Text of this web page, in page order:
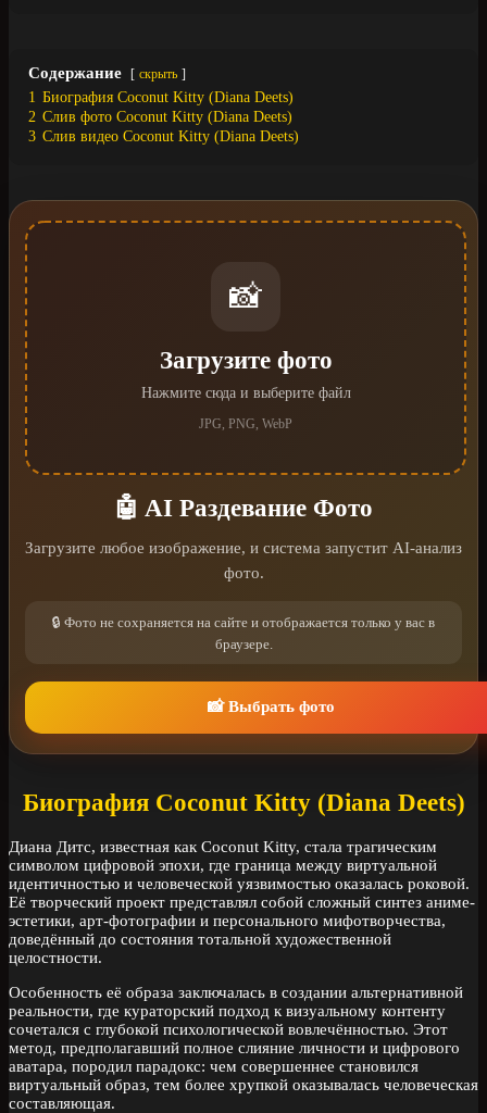
Содержание скрыть
1 Биография Coconut Kitty (Diana Deets)
2 Слив фото Coconut Kitty (Diana Deets)
3 Слив видео Coconut Kitty (Diana Deets)
📸
Загрузите фото
Нажмите сюда и выберите файл
JPG, PNG, WebP
🤖 AI Раздевание Фото
Загрузите любое изображение, и система запустит AI-анализ
фото.
🔒 Фото не сохраняется на сайте и отображается только у вас в
браузере.
📸 Выбрать фото
Биография Coconut Kitty (Diana Deets)
Диана Дитс, известная как Coconut Kitty, стала трагическим
символом цифровой эпохи, где граница между виртуальной
идентичностью и человеческой уязвимостью оказалась роковой.
Её творческий проект представлял собой сложный синтез аниме-
эстетики, арт-фотографии и персонального мифотворчества,
доведённый до состояния тотальной художественной
целостности.
Особенность её образа заключалась в создании альтернативной
реальности, где кураторский подход к визуальному контенту
сочетался с глубокой психологической вовлечённостью. Этот
метод, предполагавший полное слияние личности и цифрового
аватара, породил парадокс: чем совершеннее становился
виртуальный образ, тем более хрупкой оказывалась человеческая
составляющая.